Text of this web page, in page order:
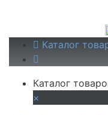
Каталог
Каталог
×